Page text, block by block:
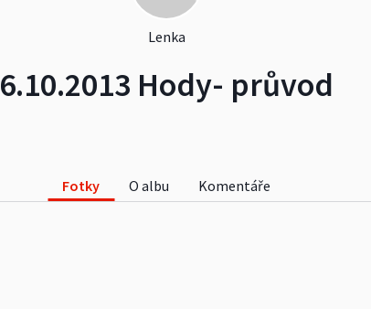
Lenka
6.10.2013 Hody- průvod
Fotky O albu Komentáře